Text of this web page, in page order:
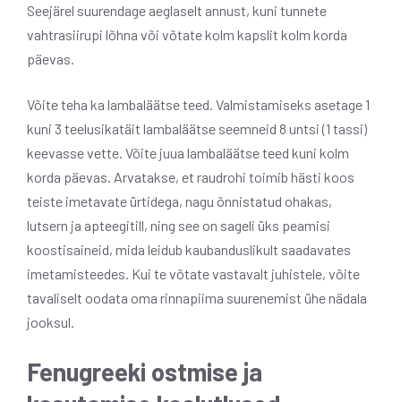
Seejärel suurendage aeglaselt annust, kuni tunnete
vahtrasiirupi lõhna või võtate kolm kapslit kolm korda
päevas.
Võite teha ka lambaläätse teed. Valmistamiseks asetage 1
kuni 3 teelusikatäit lambaläätse seemneid 8 untsi (1 tassi)
keevasse vette. Võite juua lambaläätse teed kuni kolm
korda päevas. Arvatakse, et raudrohi toimib hästi koos
teiste imetavate ürtidega, nagu õnnistatud ohakas,
lutsern ja apteegitill, ning see on sageli üks peamisi
koostisaineid, mida leidub kaubanduslikult saadavates
imetamisteedes. Kui te võtate vastavalt juhistele, võite
tavaliselt oodata oma rinnapiima suurenemist ühe nädala
jooksul.
Fenugreeki ostmise ja